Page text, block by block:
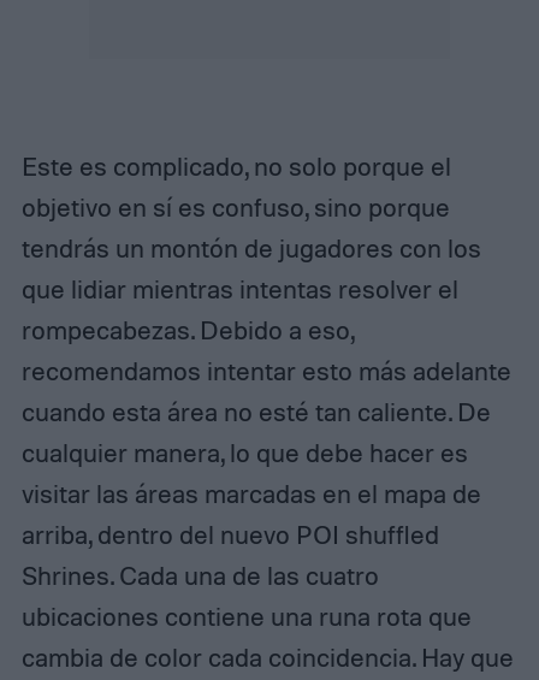
Este es complicado, no solo porque el
objetivo en sí es confuso, sino porque
tendrás un montón de jugadores con los
que lidiar mientras intentas resolver el
rompecabezas. Debido a eso,
recomendamos intentar esto más adelante
cuando esta área no esté tan caliente. De
cualquier manera, lo que debe hacer es
visitar las áreas marcadas en el mapa de
arriba, dentro del nuevo POI shuffled
Shrines. Cada una de las cuatro
ubicaciones contiene una runa rota que
cambia de color cada coincidencia. Hay que